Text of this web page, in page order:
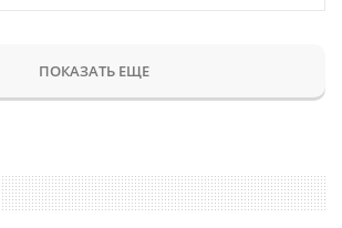
ПОКАЗАТЬ ЕЩЕ